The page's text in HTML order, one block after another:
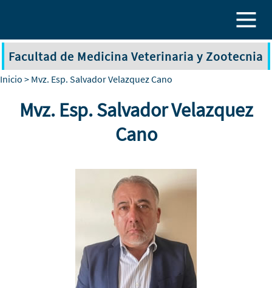
Facultad de Medicina Veterinaria y Zootecnia
Inicio > Mvz. Esp. Salvador Velazquez Cano
Mvz. Esp. Salvador Velazquez
Cano